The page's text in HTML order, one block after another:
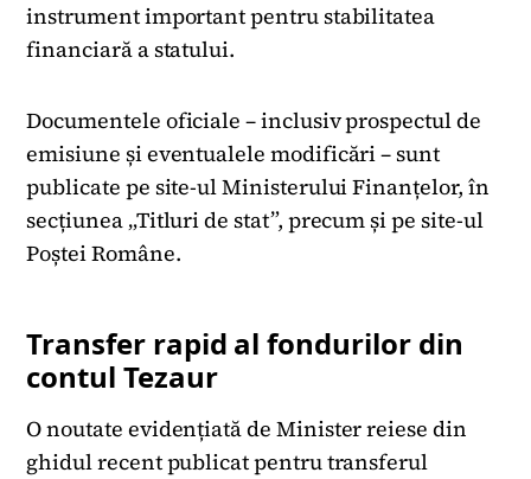
instrument important pentru stabilitatea
financiară a statului.
Documentele oficiale – inclusiv prospectul de
emisiune și eventualele modificări – sunt
publicate pe site-ul Ministerului Finanțelor, în
secțiunea „Titluri de stat”, precum și pe site-ul
Poștei Române.
Transfer rapid al fondurilor din
contul Tezaur
O noutate evidențiată de Minister reiese din
ghidul recent publicat pentru transferul